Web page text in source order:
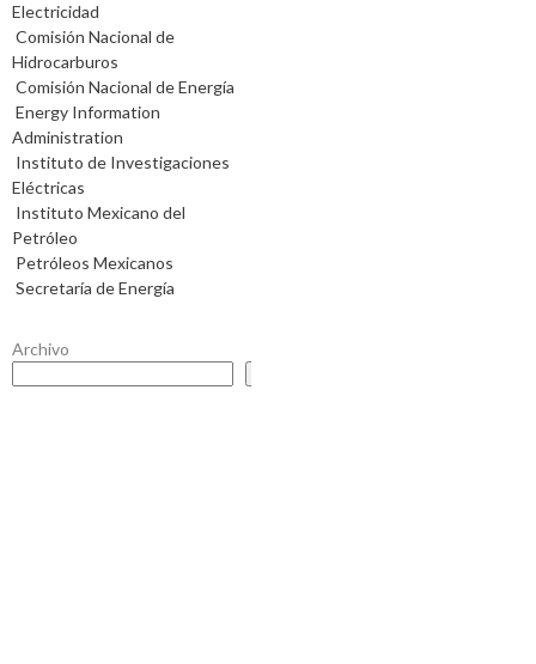
Electricidad
Comisión Nacional de
Hidrocarburos
Comisión Nacional de Energía
Energy Information
Administration
Instituto de Investigaciones
Eléctricas
Instituto Mexicano del
Petróleo
Petróleos Mexicanos
Secretaría de Energía
Archivo